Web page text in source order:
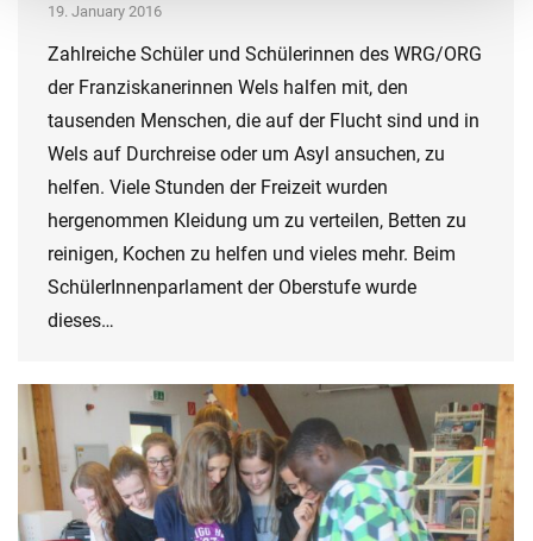
19. January 2016
Zahlreiche Schüler und Schülerinnen des WRG/ORG
der Franziskanerinnen Wels halfen mit, den
tausenden Menschen, die auf der Flucht sind und in
Wels auf Durchreise oder um Asyl ansuchen, zu
helfen. Viele Stunden der Freizeit wurden
hergenommen Kleidung um zu verteilen, Betten zu
reinigen, Kochen zu helfen und vieles mehr. Beim
SchülerInnenparlament der Oberstufe wurde
dieses…